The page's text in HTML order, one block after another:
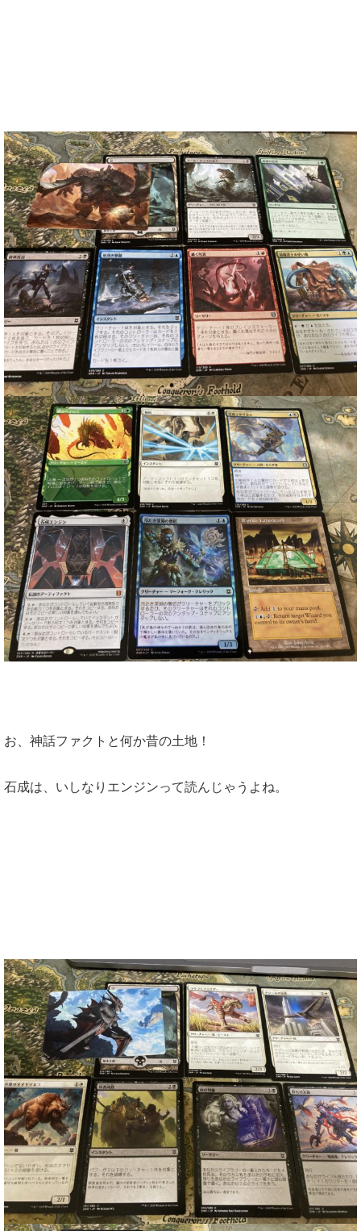
お、神話ファクトと何か昔の土地！
石成は、いしなりエンジンって読んじゃうよね。